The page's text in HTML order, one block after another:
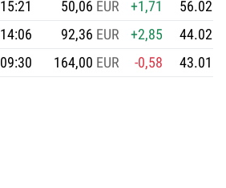
15:21 50,06 EUR +1,71
14:06 92,36 EUR +2,85
09:30 164,00 EUR -0,58